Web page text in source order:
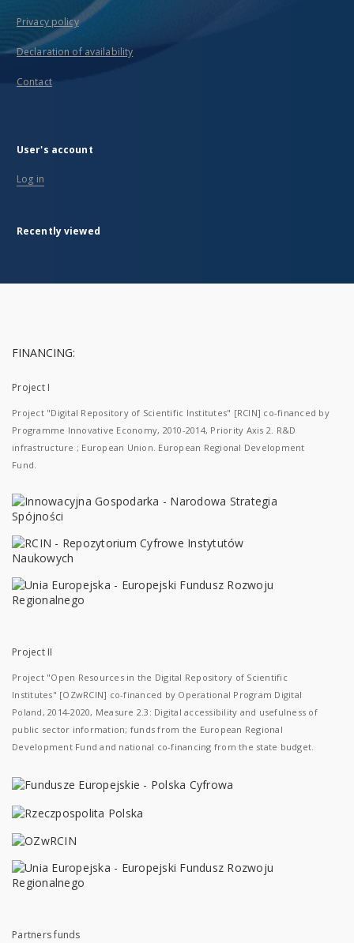
Privacy policy
Declaration of availability
Contact
User's account
Log in
Recently viewed
FINANCING:
Project I
Project "Digital Repository of Scientific Institutes" [RCIN] co-financed by
Programme Innovative Economy, 2010-2014, Priority Axis 2. R&D
infrastructure ; European Union. European Regional Development
Fund.
Project II
Project "Open Resources in the Digital Repository of Scientific
Institutes" [OZwRCIN] co-financed by Operational Program Digital
Poland, 2014-2020, Measure 2.3: Digital accessibility and usefulness of
public sector information; funds from the European Regional
Development Fund and national co-financing from the state budget.
Partners funds